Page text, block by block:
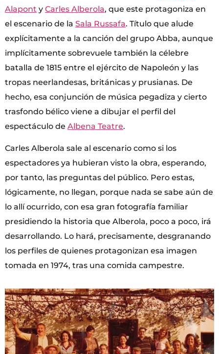
Alapont y Carles Alberola, que este protagoniza en
el escenario de la Sala Russafa. Título que alude
explícitamente a la canción del grupo Abba, aunque
implícitamente sobrevuele también la célebre
batalla de 1815 entre el ejército de Napoleón y las
tropas neerlandesas, británicas y prusianas. De
hecho, esa conjunción de música pegadiza y cierto
trasfondo bélico viene a dibujar el perfil del
espectáculo de Albena Teatre.
Carles Alberola sale al escenario como si los
espectadores ya hubieran visto la obra, esperando,
por tanto, las preguntas del público. Pero estas,
lógicamente, no llegan, porque nada se sabe aún de
lo allí ocurrido, con esa gran fotografía familiar
presidiendo la historia que Alberola, poco a poco, irá
desarrollando. Lo hará, precisamente, desgranando
los perfiles de quienes protagonizan esa imagen
tomada en 1974, tras una comida campestre.